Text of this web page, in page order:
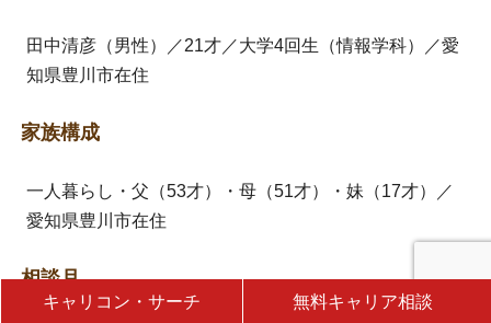
キャリコン・サーチ 無料キャリア相談
田中清彦（男性）／21才／大学4回生（情報学科）／愛
知県豊川市在住
家族構成
一人暮らし・父（53才）・母（51才）・妹（17才）／
愛知県豊川市在住
相談月